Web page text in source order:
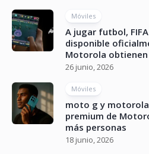
Móviles
A jugar futbol,
disponible
Motorola
26 junio, 2026
Móviles
moto g y
premium de
más personas
18 junio, 2026